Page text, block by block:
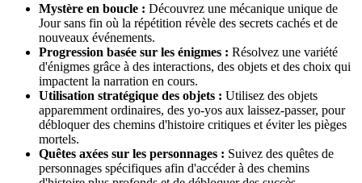
Mystère en boucle : Découvrez une mécanique unique de
Jour sans fin où la répétition révèle des secrets cachés et de
nouveaux événements.
Progression basée sur les énigmes : Résolvez une variété
d'énigmes grâce à des interactions, des objets et des choix qui
impactent la narration en cours.
Utilisation stratégique des objets : Utilisez des objets
apparemment ordinaires, des yo-yos aux laissez-passer, pour
débloquer des chemins d'histoire critiques et éviter les pièges
mortels.
Quêtes axées sur les personnages : Suivez des quêtes de
personnages spécifiques afin d'accéder à des chemins